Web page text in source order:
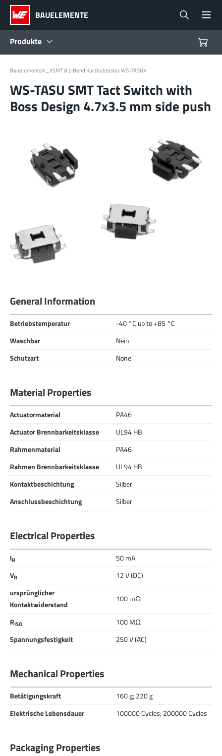
BAUELEMENTE
Produkte
Produkte
Referenzdesigns
Branchen
Bauelemente ... SMT & J-Bend Kurzhubtaster WS-TASU
WS-TASU SMT Tact Switch with
Boss Design 4.7x3.5 mm side push
General Information
Betriebstemperatur
-40 °C up to +85 °C
Waschbar
Nein
Schutzart
None
Material Properties
Actuatormaterial
PA46
Actuator Brennbarkeitsklasse
UL94 HB
Rahmenmaterial
PA46
Rahmen Brennbarkeitsklasse
UL94 HB
Kontaktbeschichtung
Silber
Anschlussbeschichtung
Silber
Electrical Properties
IR
50 mA
VR
12 V (DC)
ursprünglicher
Kontaktwiderstand
100 mΩ
RISO
100 MΩ
Spannungsfestigkeit
250 V (AC)
Mechanical Properties
Betätigungskraft
160 g; 220 g
Elektrische Lebensdauer
100000 Cycles; 200000 Cycles
Packaging Properties